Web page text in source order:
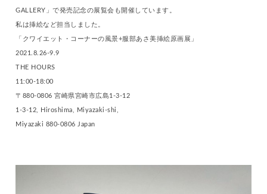
GALLERY」で発売記念の展覧会も開催しています。
私は挿絵など担当しました。
「クワイエット・コーナーの風景+服部あさ美挿絵原画展」
2021.8.26-9.9
THE HOURS
11:00-18:00
〒880-0806 宮崎県宮崎市広島1-3-12
1-3-12, Hiroshima, Miyazaki-shi,
Miyazaki 880-0806 Japan